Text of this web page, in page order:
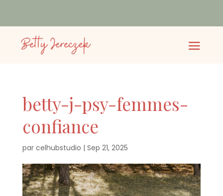
betty-j-psy-femmes-
confiance
par celhubstudio | Sep 21, 2025